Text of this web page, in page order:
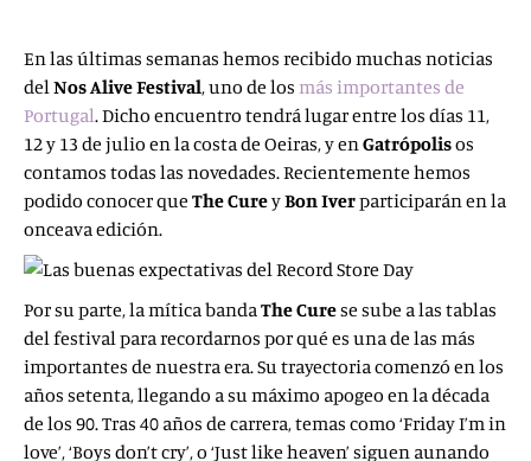
En las últimas semanas hemos recibido muchas noticias
delNos Alive Festival, uno de los más importantes de
Portugal. Dicho encuentro tendrá lugar entre los días 11,
12 y 13 de julio en la costa de Oeiras, y enGatrópolisos
contamos todas las novedades.Recientemente hemos
podido conocer que The CureyBon Iverparticiparán en la
onceava edición.
Por su parte, la mítica bandaThe Curese sube a las tablas
del festival para recordarnos por qué es una de las más
importantes de nuestra era. Su trayectoria comenzó en los
años setenta, llegando a su máximo apogeo en la década
de los 90. Tras 40 años de carrera, temas como ‘Friday I’m in
love’, ‘Boys don’t cry’, o ‘Just like heaven’ siguen aunando